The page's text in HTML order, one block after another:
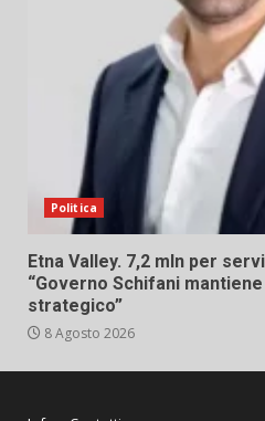
Politica
Etna Valley. 7,2 mln per
“Governo Schifani
strategico”
8 Agosto 2026